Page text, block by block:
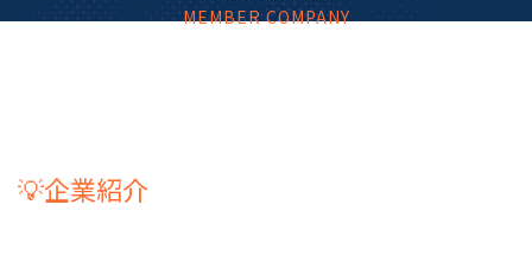
MEMBER COMPANY
💡企業紹介